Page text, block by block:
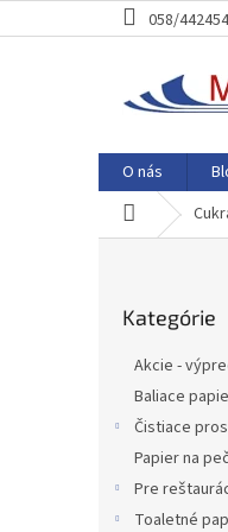
na
058/
O nás
Domov
kategórie
Kategórie
Akcie -
Baliace
Čistiace
Papier na
Pre
Toaletné